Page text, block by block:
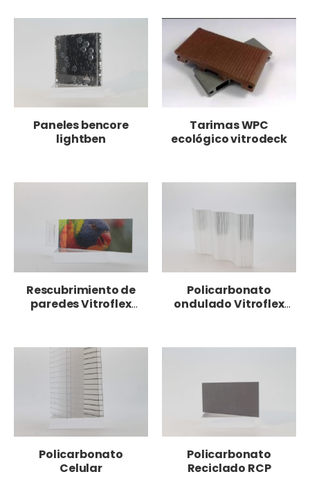
Paneles bencore
lightben
Tarimas WPC
ecológico vitrodeck
Rescubrimiento de
paredes Vitroflex
Policarbonato
ondulado Vitroflex
Policarbonato
Celular
Policarbonato
Reciclado RCP